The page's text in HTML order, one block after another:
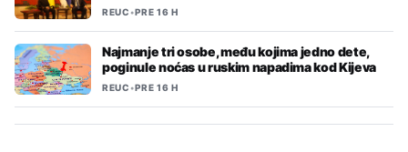
REUC•PRE 16 H
Najmanje tri osobe, među kojima jedno dete,
poginule noćas u ruskim napadima kod Kijeva
REUC•PRE 16 H